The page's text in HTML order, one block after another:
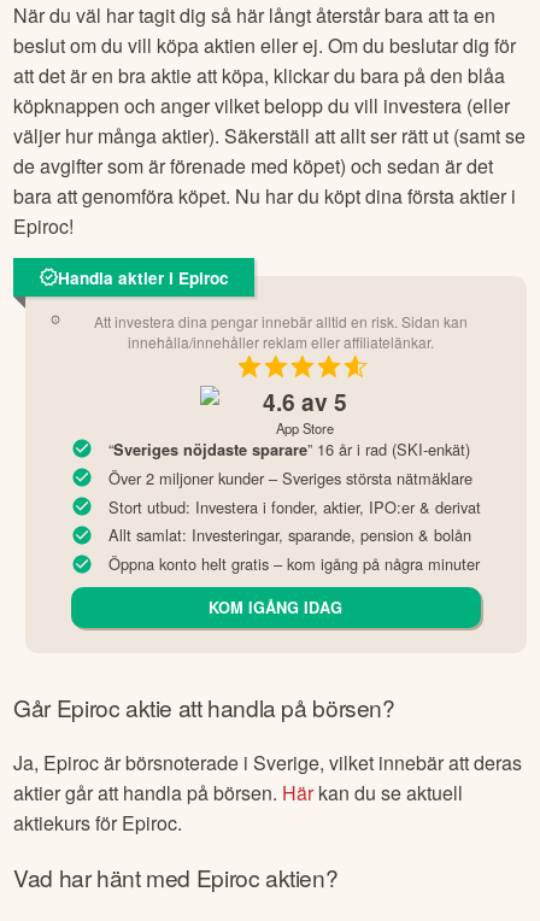
När du väl har tagit dig så här långt återstår bara att ta en
beslut om du vill köpa aktien eller ej. Om du beslutar dig för
att det är en bra aktie att köpa, klickar du bara på den blåa
köpknappen och anger vilket belopp du vill investera (eller
väljer hur många aktier). Säkerställ att allt ser rätt ut (samt se
de avgifter som är förenade med köpet) och sedan är det
bara att genomföra köpet. Nu har du köpt dina första aktier i
Epiroc!
Handla aktier i Epiroc
Att investera dina pengar innebär alltid en risk. Sidan kan
innehålla/innehåller reklam eller affiliatelänkar.
4.6 av 5
App Store
“Sveriges nöjdaste sparare” 16 år i rad (SKI-enkät)
Över 2 miljoner kunder – Sveriges största nätmäklare
Stort utbud: Investera i fonder, aktier, IPO:er & derivat
Allt samlat: Investeringar, sparande, pension & bolån
Öppna konto helt gratis – kom igång på några minuter
KOM IGÅNG IDAG
GårEpirocaktie att handla på börsen?
Ja, Epirocär börsnoterade i Sverige, vilket innebär att deras
aktier går att handla på börsen. Härkan du se aktuell
aktiekurs för Epiroc.
Vad har hänt med Epirocaktien?